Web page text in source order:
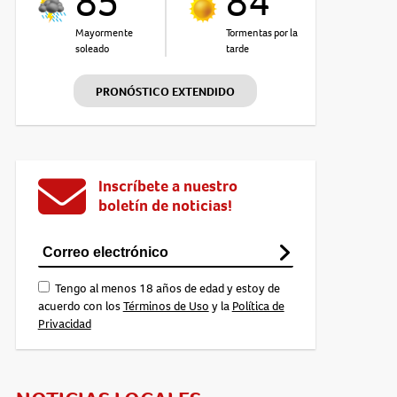
Mayormente
soleado
Tormentas por la
tarde
PRONÓSTICO EXTENDIDO
Inscríbete a nuestro
boletín de noticias!
Tengo al menos 18 años de edad y estoy de
acuerdo con losTérminos de Uso y la Política de
Privacidad